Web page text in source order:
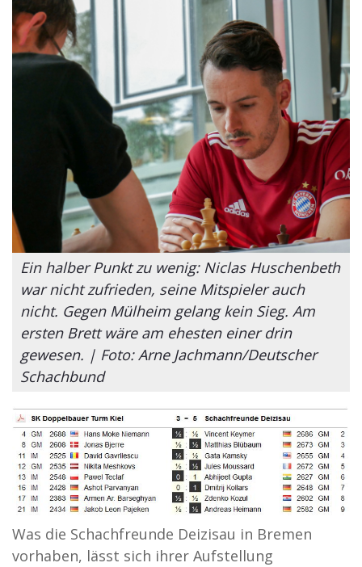
Ein halber Punkt zu wenig: Niclas Huschenbeth
war nicht zufrieden, seine Mitspieler auch
nicht. Gegen Mülheim gelang kein Sieg. Am
ersten Brett wäre am ehesten einer drin
gewesen. | Foto: Arne Jachmann/Deutscher
Schachbund
Was die Schachfreunde Deizisau in Bremen
vorhaben, lässt sich ihrer Aufstellung